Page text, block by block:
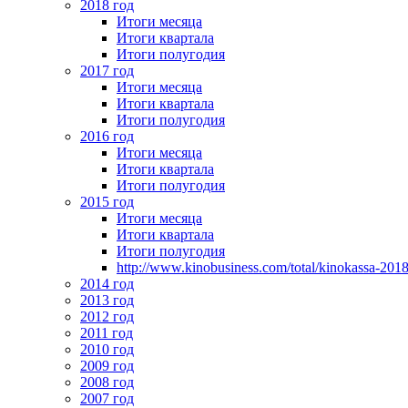
2018 год
Итоги месяца
Итоги квартала
Итоги полугодия
2017 год
Итоги месяца
Итоги квартала
Итоги полугодия
2016 год
Итоги месяца
Итоги квартала
Итоги полугодия
2015 год
Итоги месяца
Итоги квартала
Итоги полугодия
http://www.kinobusiness.com/total/kinokassa-
2014 год
2013 год
2012 год
2011 год
2010 год
2009 год
2008 год
2007 год